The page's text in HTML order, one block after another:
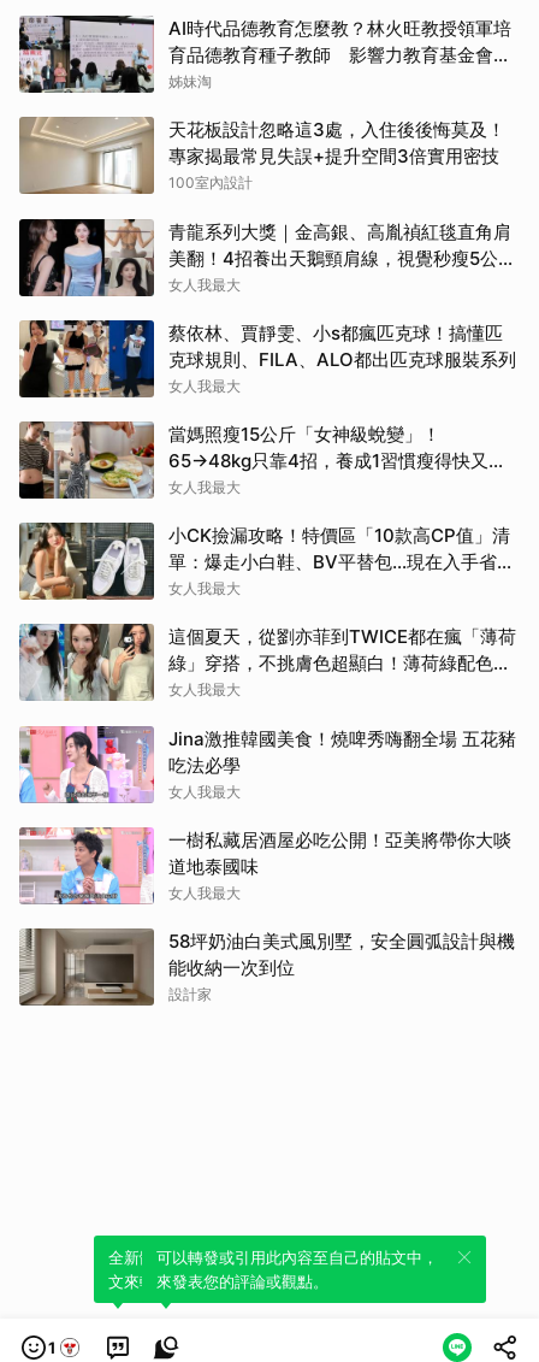
AI時代品德教育怎麼教？林火旺教授領軍培
育品德教育種子教師 影響力教育基金會攜
手新生代基金會
姊妹淘
天花板設計忽略這3處，入住後後悔莫及！
專家揭最常見失誤+提升空間3倍實用密技
100室內設計
青龍系列大獎｜金高銀、高胤禎紅毯直角肩
美翻！4招養出天鵝頸肩線，視覺秒瘦5公
斤！
女人我最大
蔡依林、賈靜雯、小s都瘋匹克球！搞懂匹
克球規則、FILA、ALO都出匹克球服裝系列
女人我最大
當媽照瘦15公斤「女神級蛻變」！
65→48kg只靠4招，養成1習慣瘦得快又不
復胖
女人我最大
小CK撿漏攻略！特價區「10款高CP值」清
單：爆走小白鞋、BV平替包…現在入手省一
筆
女人我最大
這個夏天，從劉亦菲到TWICE都在瘋「薄荷
綠」穿搭，不挑膚色超顯白！薄荷綠配色公
開
女人我最大
Jina激推韓國美食！燒啤秀嗨翻全場 五花豬
吃法必學
女人我最大
一樹私藏居酒屋必吃公開！亞美將帶你大啖
道地泰國味
女人我最大
58坪奶油白美式風別墅，安全圓弧設計與機
能收納一次到位
設計家
1
全新體驗！一鍵引用此內容，透過發布貼
文來輕鬆表達個人立場。
可以轉發或引用此內容至自己的貼文中，
來發表您的評論或觀點。